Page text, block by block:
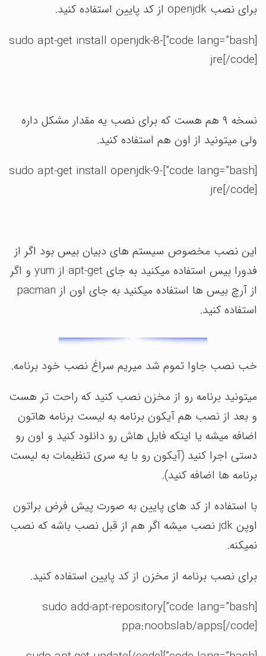
برای نصب openjdk از کد پایین استفاده کنید.
[code lang=”bash”]sudo apt-get install openjdk-8-
jre[/code]
نسخه ۹ هم هست که برای نصب یه مقدار مشکل داره
ولی میتونید از اون هم استفاده کنید.
[code lang=”bash”]sudo apt-get install openjdk-9-
jre[/code]
این نصب مخصوص سیستم های دبیان بیس بود اگر از
فدورا بیس استفاده میکنید به جای apt-get از yum و اگر
از آرچ بیس ها استفاده میکنید به جای اون از pacman
استفاده کنید.
خب نصب جاوا تموم شد میریم سراغ نصب خود برنامه.
میتونید برنامه رو از مخزن نصب کنید که راحت تر هست
و بعد از نصب هم آیکون برنامه به لیست برنامه هاتون
اضافه میشه یا اینکه فایل هاش رو دانلود کنید و اون رو
دستی اجرا کنید (آیکون رو با یه سری تنظیمات به لیست
برنامه ها اضافه کنید).
با استفاده از کد های پایین به صورت پیش فرض براتون
اوپن jdk نصب میشه اگر هم از قبل نصب باشه که نصب
نمیکنه.
برای نصب برنامه از مخزن از کد پایین استفاده کنید.
[code lang=”bash”]sudo add-apt-repository
ppa:noobslab/apps[/code]